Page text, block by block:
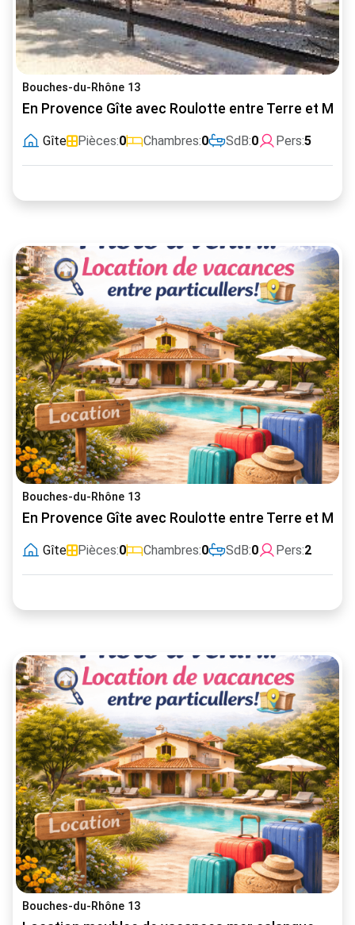
Bouches-du-Rhône 13
En Provence Gîte avec Roulotte entre Terre et
Gîte Pièces:0 Chambres:0 SdB:0 Pers:5
Bouches-du-Rhône 13
En Provence Gîte avec Roulotte entre Terre et
Gîte Pièces:0 Chambres:0 SdB:0 Pers:2
Bouches-du-Rhône 13